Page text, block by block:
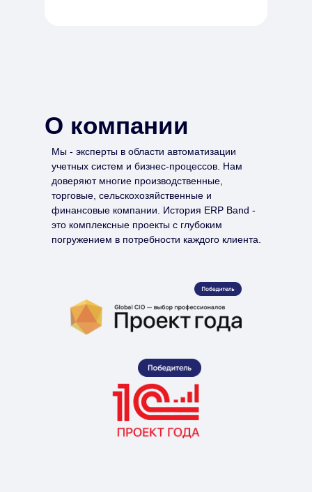
Мы - эксперты в области автоматизации
учетных систем и бизнес-процессов. Нам
доверяют многие производственные,
торговые, сельскохозяйственные и
финансовые компании. История ERP Band -
это комплексные проекты с глубоким
погружением в потребности каждого клиента.
О компании